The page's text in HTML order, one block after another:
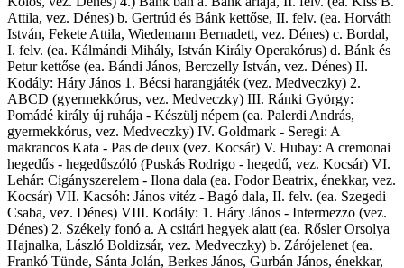
Attila, vez. Dénes) b. Gertrúd és Bánk kettőse, II. felv. (ea. Horváth
István, Fekete Attila, Wiedemann Bernadett, vez. Dénes) c. Bordal,
I. felv. (ea. Kálmándi Mihály, István Király Operakórus) d. Bánk és
Petur kettőse (ea. Bándi János, Berczelly István, vez. Dénes) II.
Kodály: Háry János 1. Bécsi harangjáték (vez. Medveczky) 2.
ABCD (gyermekkórus, vez. Medveczky) III. Ránki György:
Pomádé király új ruhája - Készülj népem (ea. Palerdi András,
gyermekkórus, vez. Medveczky) IV. Goldmark - Seregi: A
makrancos Kata - Pas de deux (vez. Kocsár) V. Hubay: A cremonai
hegedűs - hegedűszóló (Puskás Rodrigo - hegedű, vez. Kocsár) VI.
Lehár: Cigányszerelem - Ilona dala (ea. Fodor Beatrix, énekkar, vez.
Kocsár) VII. Kacsóh: János vitéz - Bagó dala, II. felv. (ea. Szegedi
Csaba, vez. Dénes) VIII. Kodály: 1. Háry János - Intermezzo (vez.
Dénes) 2. Székely fonó a. A csitári hegyek alatt (ea. Rősler Orsolya
Hajnalka, László Boldizsár, vez. Medveczky) b. Zárójelenet (ea.
Frankó Tünde, Sánta Jolán, Berkes János, Gurbán János, énekkar,